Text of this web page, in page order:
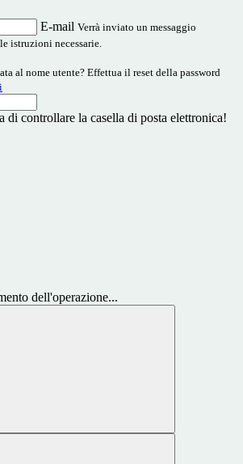
E-mail Verrà inviato un messaggio
istruzioni necessarie.
al nome utente? Effettua il reset della password
di controllare la casella di posta elettronica!
dell'operazione...